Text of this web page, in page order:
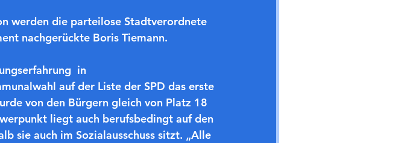
werden die parteilose Stadtverordnete
nachgerückte Boris Tiemann.
in
auf der Liste der SPD das erste
von den Bürgern gleich von Platz 18
liegt auch berufsbedingt auf den
sie auch im Sozialausschuss sitzt. „Alle